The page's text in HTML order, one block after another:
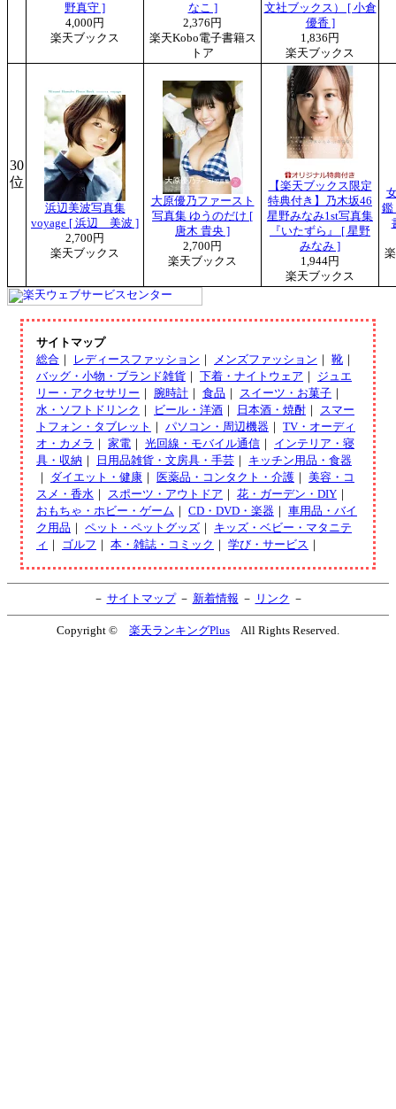
野真守 ]
4,000円
楽天ブックス
なこ ]
2,376円
楽天Kobo電子書籍ス
トア
文社ブックス） [ 小倉
優香 ]
1,836円
楽天ブックス
30
位
浜辺美波写真集
voyage [ 浜辺 美波 ]
2,700円
楽天ブックス
大原優乃ファースト
写真集 ゆうのだけ [
唐木 貴央 ]
2,700円
楽天ブックス
【楽天ブックス限定
特典付き】乃木坂46
星野みなみ1st写真集
『いたずら』 [ 星野
みなみ ]
1,944円
楽天ブックス
鑑
サイトマップ
総合 ｜ レディースファッション ｜ メンズファッション ｜ 靴 ｜
バッグ・小物・ブランド雑貨 ｜ 下着・ナイトウェア ｜ ジュエ
リー・アクセサリー ｜ 腕時計 ｜ 食品 ｜ スイーツ・お菓子 ｜
水・ソフトドリンク ｜ ビール・洋酒 ｜ 日本酒・焼酎 ｜ スマー
トフォン・タブレット
｜ パソコン・周辺機器 ｜ TV・オーディ
オ・カメラ ｜ 家電 ｜ 光回線・モバイル通信 ｜ インテリア・寝
具・収納 ｜ 日用品雑貨・文房具・手芸 ｜ キッチン用品・食器
｜ ダイエット・健康 ｜ 医薬品・コンタクト・介護 ｜ 美容・コ
スメ・香水 ｜ スポーツ・アウトドア ｜ 花・ガーデン・DIY ｜
おもちゃ・ホビー・ゲーム ｜ CD・DVD・楽器 ｜ 車用品・バイ
ク用品 ｜ ペット・ペットグッズ ｜ キッズ・ベビー・マタニテ
ィ ｜ ゴルフ ｜ 本・雑誌・コミック ｜ 学び・サービス ｜
－ サイトマップ－ 新着情報 － リンク －
Copyright © 楽天ランキングPlus All Rights Reserved.